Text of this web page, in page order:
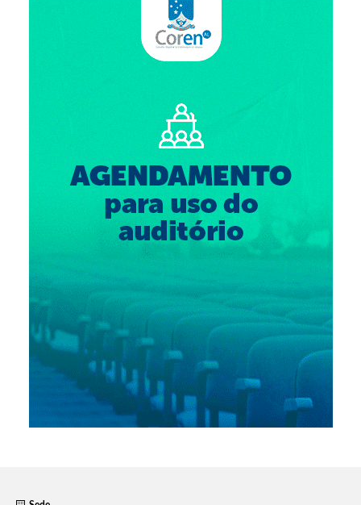
Desagravo Público
Suspensão do Exercício Profissional
Para Você
Procedimento para registro
Clube de Vantagens
Valores dos serviços
Reserva de auditório
Notícias
Ouvidoria
Contatos